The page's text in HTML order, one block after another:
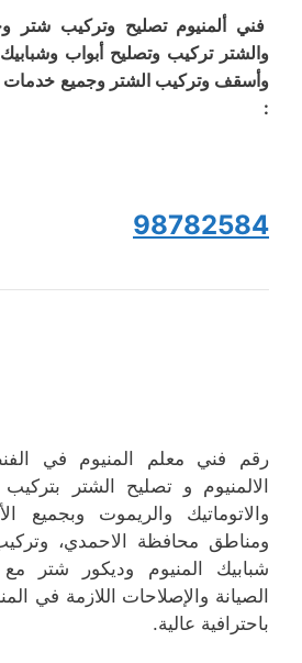
فني ألمنيوم تصليح وتركيب شتر
والشتر تركيب وتصليح أبواب
وأسقف وتركيب الشتر وجميع خدمات
:
98782584
رقم فني معلم المنيوم في
الالمنيوم و تصليح الشتر بتركيب
والاتوماتيك والريموت وبجميع
ومناطق محافظة الاحمدي،
شبابيك المنيوم وديكور شتر
الصيانة والإصلاحات اللازمة في
باحترافية عالية.